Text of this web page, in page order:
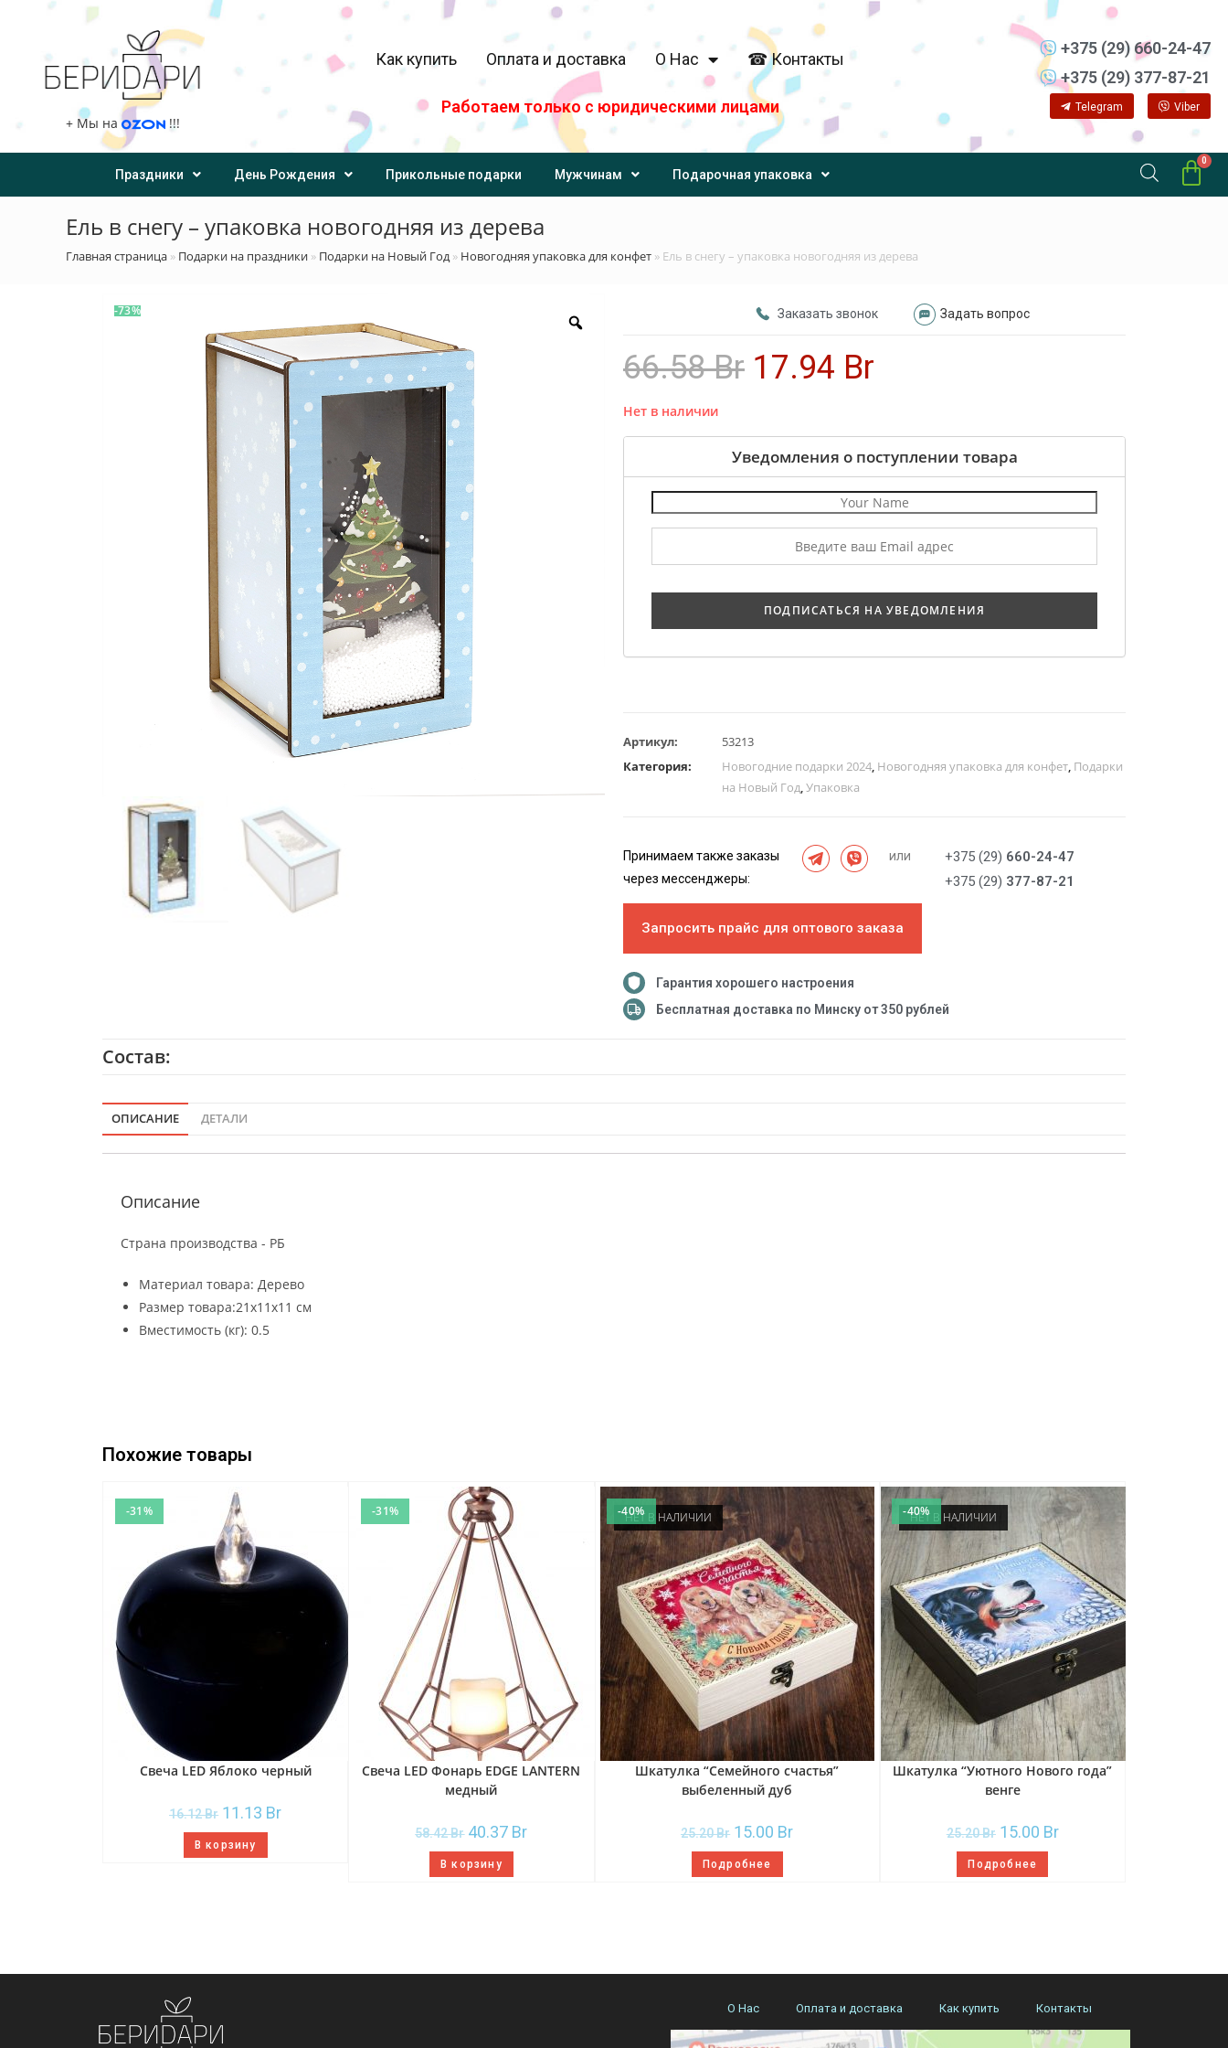
+ Мы на !!!
Как купить Оплата и доставка О Нас ☎ Контакты
Работаем только с юридическими лицами
+375 (29) 660-24-47
+375 (29) 377-87-21
Telegram Viber
Праздники День Рождения Прикольные подарки Мужчинам Подарочная упаковка
Ель в снегу – упаковка новогодняя из дерева
Главная страница » Подарки на праздники » Подарки на Новый Год» Новогодняя упаковка для конфет » Ель в снегу – упаковка новогодняя из дерева
-73% Заказать звонок Задать вопрос
66.58Br 17.94 Br
Нет в наличии
Уведомления о поступлении товара
Артикул:
53213
Категория:
Новогодние подарки 2024, Новогодняя упаковка для конфет, Подарки
на Новый Год,Упаковка
Принимаем также заказы
через мессенджеры:
или +375 (29) 660-24-47
+375 (29) 377-87-21
Запросить прайс для оптового заказа
Гарантия хорошего настроения
Бесплатная доставка по Минску от 350 рублей
Состав:
ОПИСАНИЕ ДЕТАЛИ
Описание
Страна производства - РБ
Материал товара: Дерево
Размер товара:21х11х11 см
Вместимость (кг): 0.5
Похожие товары
-31%
Свеча LED Яблоко черный
16.12Br 11.13 Br
В корзину
-31%
Свеча LED Фонарь EDGE LANTERN
медный
58.42Br 40.37 Br
В корзину
НЕТ В НАЛИЧИИ
-40%
Шкатулка “Семейного счастья”
выбеленный дуб
25.20Br 15.00 Br
Подробнее
НЕТ В НАЛИЧИИ
-40%
Шкатулка “Уютного Нового года”
венге
25.20Br 15.00 Br
Подробнее
О Нас Оплата и доставка Как купить Контакты